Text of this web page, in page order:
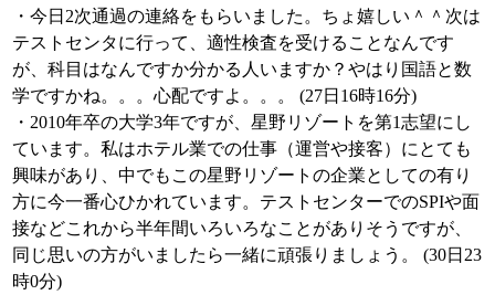
・今日2次通過の連絡をもらいました。ちょ嬉しい＾＾次は
テストセンタに行って、適性検査を受けることなんです
が、科目はなんですか分かる人いますか？やはり国語と数
学ですかね。。。心配ですよ。。。 (27日16時16分)
・2010年卒の大学3年ですが、星野リゾートを第1志望にし
ています。私はホテル業での仕事（運営や接客）にとても
興味があり、中でもこの星野リゾートの企業としての有り
方に今一番心ひかれています。テストセンターでのSPIや面
接などこれから半年間いろいろなことがありそうですが、
同じ思いの方がいましたら一緒に頑張りましょう。 (30日23
時0分)